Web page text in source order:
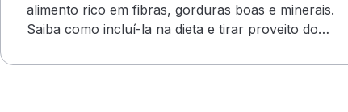
alimento rico em fibras, gorduras boas e minerais.
Saiba como incluí-la na dieta e tirar proveito dos